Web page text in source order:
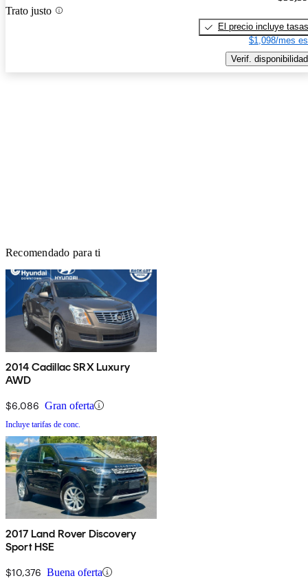
Trato justo
El precio incluye tasas
$1,098/mes
Verif. disponibilidad
Recomendado para ti
2014 Cadillac SRX Luxury
AWD
$6,086 Gran oferta
Incluye tarifas de conc.
2017 Land Rover Discovery
Sport HSE
$10,376 Buena oferta